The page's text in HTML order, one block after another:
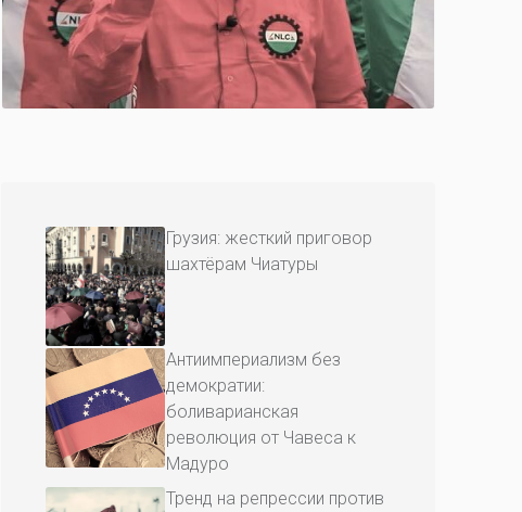
Грузия: жесткий приговор
шахтёрам Чиатуры
Антиимпериализм без
демократии:
боливарианская
революция от Чавеса к
Мадуро
Тренд на репрессии против